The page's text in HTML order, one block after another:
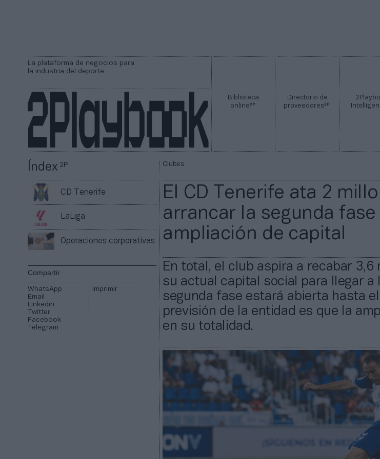
La plataforma de negocios para
la industria del deporte
Biblioteca
online2P
Directorio de
proveedores2P
Índex2P
CD Tenerife
LaLiga
Operaciones corporativas
Compartir
WhatsApp
Email
Linkedin
Twitter
Facebook
Telegram
Imprimir
Clubes
El CD Tenerife ata 2
arrancar la segunda fase
ampliación de capital
En total, el club aspira a recabar
su actual capital social para llegar a
segunda fase estará abierta hasta
previsión de la entidad es que la
en su totalidad.